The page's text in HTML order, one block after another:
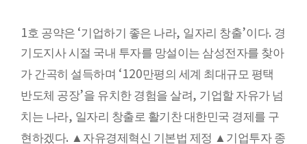
1호 공약은 ‘기업하기 좋은 나라, 일자리 창출’이다. 경
기도지사 시절 국내 투자를 망설이는 삼성전자를 찾아
가 간곡히 설득하며 ‘120만평의 세계 최대규모 평택
반도체 공장’을 유치한 경험을 살려, 기업할 자유가 넘
치는 나라, 일자리 창출로 활기찬 대한민국 경제를 구
현하겠다. ▲ 자유경제혁신 기본법 제정 ▲ 기업투자 종